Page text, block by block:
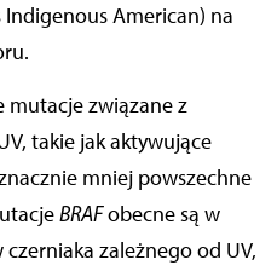
American) na
mutacje związane z
takie jak aktywujące
mniej powszechne
BRAFobecne są w
zależnego od UV,